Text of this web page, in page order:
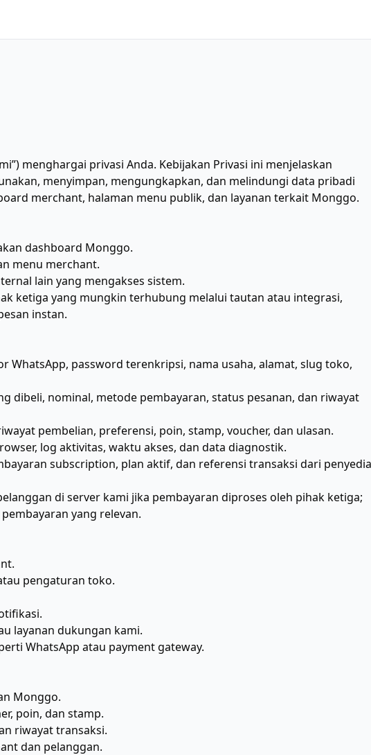
menghargai privasi Anda. Kebijakan Privasi ini menjelaskan
menyimpan, mengungkapkan, dan melindungi data pribadi
merchant, halaman menu publik, dan layanan terkait Monggo.
dashboard Monggo.
menu merchant.
lain yang mengakses sistem.
ketiga yang mungkin terhubung melalui tautan atau integrasi,
instan.
WhatsApp, password terenkripsi, nama usaha, alamat, slug toko,
dibeli, nominal, metode pembayaran, status pesanan, dan riwayat
pembelian, preferensi, poin, stamp, voucher, dan ulasan.
log aktivitas, waktu akses, dan data diagnostik.
subscription, plan aktif, dan referensi transaksi dari penyedia
di server kami jika pembayaran diproses oleh pihak ketiga;
yang relevan.
pengaturan toko.
layanan dukungan kami.
WhatsApp atau payment gateway.
Monggo.
poin, dan stamp.
riwayat transaksi.
dan pelanggan.